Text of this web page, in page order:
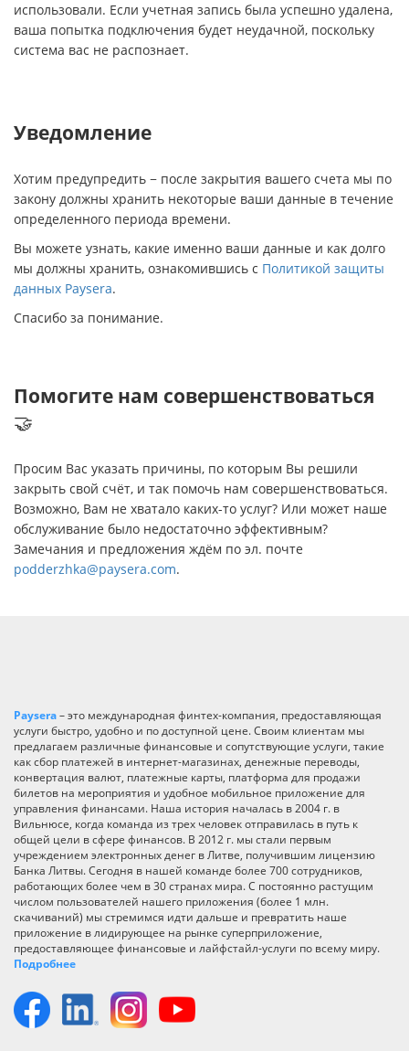
использовали. Если учетная запись была успешно удалена,
ваша попытка подключения будет неудачной, поскольку
система вас не распознает.
Уведомление
Хотим предупредить − после закрытия вашего счета мы по
закону должны хранить некоторые ваши данные в течение
определенного периода времени.
Вы можете узнать, какие именно ваши данные и как долго
мы должны хранить, ознакомившись с Политикой защиты
данных Paysera.
Спасибо за понимание.
Помогите нам совершенствоваться
🤝
Просим Вас указать причины, по которым Вы решили
закрыть свой счёт, и так помочь нам совершенствоваться.
Возможно, Вам не хватало каких-то услуг? Или может наше
обслуживание было недостаточно эффективным?
Замечания и предложения ждём по эл. почте
podderzhka@paysera.com.
Paysera– это международная финтех-компания, предоставляющая
услуги быстро, удобно и по доступной цене. Своим клиентам мы
предлагаем различные финансовые и сопутствующие услуги, такие
как сбор платежей в интернет-магазинах, денежные переводы,
конвертация валют, платежные карты, платформа для продажи
билетов на мероприятия и удобное мобильное приложение для
управления финансами. Наша история началась в 2004 г. в
Вильнюсе, когда команда из трех человек отправилась в путь к
общей цели в сфере финансов. В 2012 г. мы стали первым
учреждением электронных денег в Литве, получившим лицензию
Банка Литвы. Сегодня в нашей команде более 700 сотрудников,
работающих более чем в 30 странах мира. С постоянно растущим
числом пользователей нашего приложения (более 1 млн.
скачиваний) мы стремимся идти дальше и превратить наше
приложение в лидирующее на рынке суперприложение,
предоставляющее финансовые и лайфстайл-услуги по всему миру.
Подробнее